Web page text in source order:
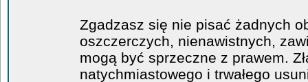
Zgadzasz się nie pisać żadnych
oszczerczych, nienawistnych,
mogą być sprzeczne z prawem.
natychmiastowego i trwałego